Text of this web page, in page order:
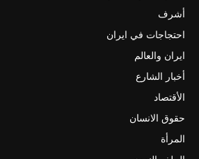
أشرف
احتجاجات في ايران
ايران والعالم
أخبار الشارع
الأقتصاد
حقوق الانسان
المرأة